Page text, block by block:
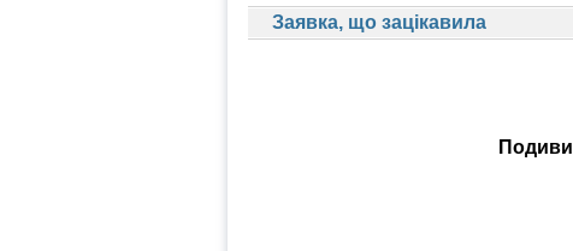
Заявка, що зацікавила